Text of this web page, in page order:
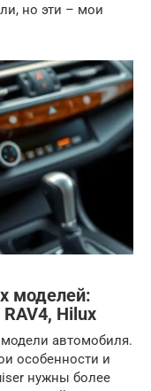
но эти – мои
моделей:
Hilux
автомобиля.
особенности и
нужны более